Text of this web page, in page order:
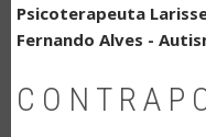
Psicoterapeuta
Fernando Alves -